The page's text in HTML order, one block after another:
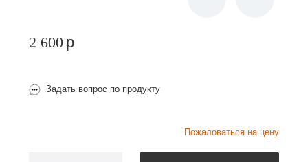
2 600 p
Задать вопрос по продукту
Пожаловаться на цену